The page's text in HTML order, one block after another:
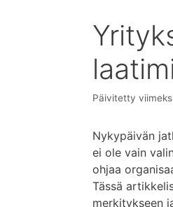
Päivitetty
Nykypäivän
ei ole vain
ohjaa
Tässä
merkitykseen